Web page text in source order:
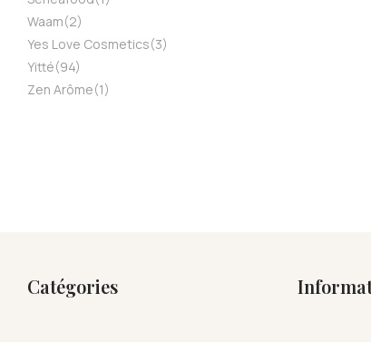
Waam(2)
Yes Love Cosmetics(3)
Yitté(94)
Zen Arôme(1)
Catégories